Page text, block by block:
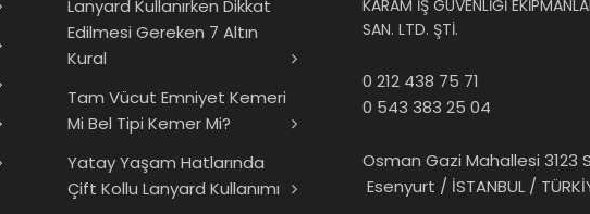
Lanyard Kullanırken Dikkat
Edilmesi Gereken 7 Altın
Kural
Tam Vücut Emniyet Kemeri
Mi Bel Tipi Kemer Mi?
Yatay Yaşam Hatlarında
Çift Kollu Lanyard Kullanımı
KARAM İŞ GÜVENLİĞİ
SAN. LTD. ŞTİ.
0 212 438 75 71
0 543 383 25 04
Osman Gazi Mahallesi 3123
Esenyurt / İSTANBUL /